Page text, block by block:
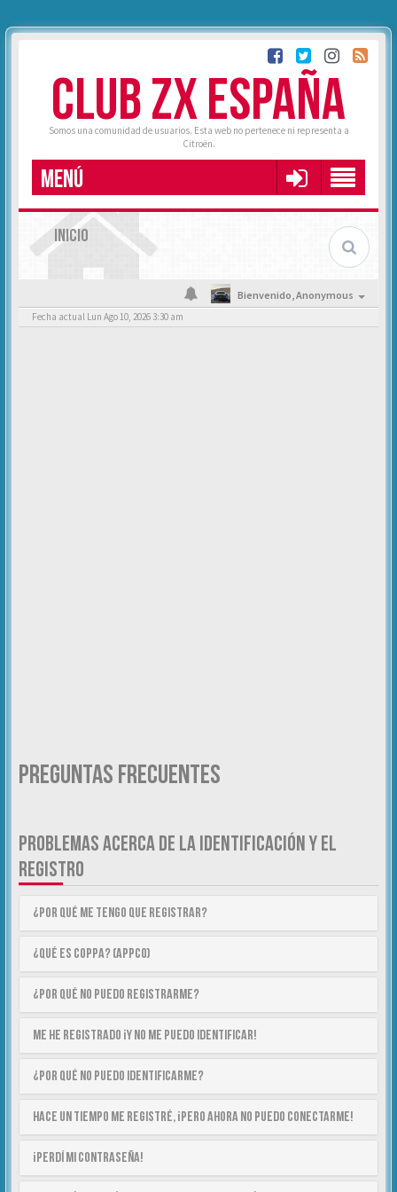
CLUB ZX ESPAÑA
Somos una comunidad de usuarios. Esta web no pertenece ni representa a
Citroën.
MENÚ
INICIO
Bienvenido,Anonymous
Fecha actual Lun Ago 10, 2026 3:30 am
Preguntas Frecuentes
PROBLEMAS ACERCA DE LA IDENTIFICACIÓN Y EL
REGISTRO
¿Por qué me tengo que registrar?
¿Qué es COPPA? (APPCO)
¿Por qué no puedo registrarme?
Me he registrado ¡y no me puedo identificar!
¿Por qué no puedo identificarme?
Hace un tiempo me registré, ¡pero ahora no puedo conectarme!
¡Perdí mi contraseña!